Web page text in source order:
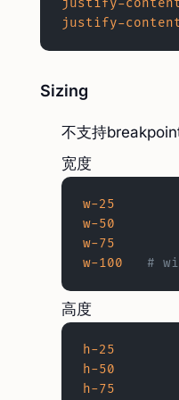
justify-
justify-
Sizing
不支持
宽度
w-25
w-50
w-75
w-100
#
高度
h-25
h-50
h-75